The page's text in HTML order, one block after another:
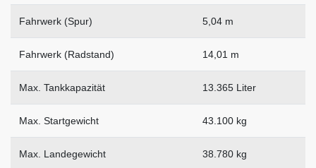
Fahrwerk (Spur) 5,04 m
Fahrwerk (Radstand) 14,01 m
Max. Tankkapazität 13.365 Liter
Max. Startgewicht 43.100 kg
Max. Landegewicht 38.780 kg